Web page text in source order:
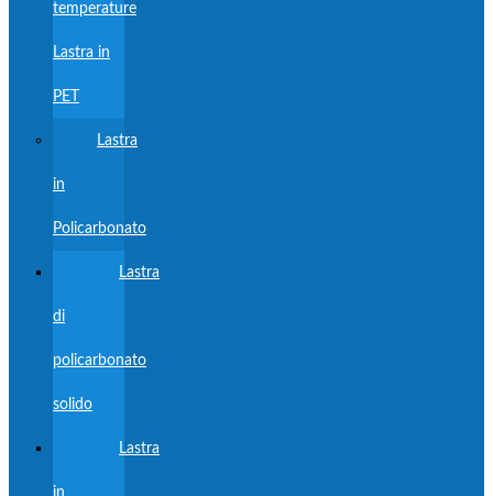
temperature
Lastra in
PET
Lastra
in
Policarbonato
Lastra
di
policarbonato
solido
Lastra
in